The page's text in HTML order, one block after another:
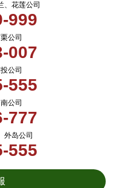
、花莲公司
999
公司
007
公司
555
公司
777
外岛公司
555